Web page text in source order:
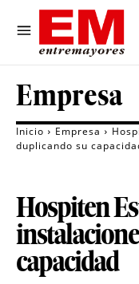
Empresa
Inicio Empresa
duplicando su
Hospiten
capacidad